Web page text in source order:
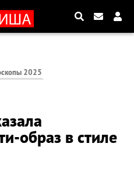
2025
образ в стиле